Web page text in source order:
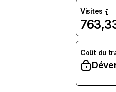
Visites
Coût du